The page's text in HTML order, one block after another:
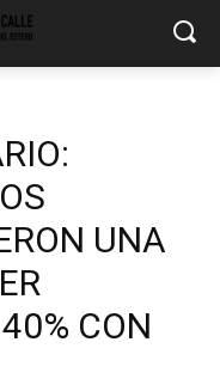
UNA
CON